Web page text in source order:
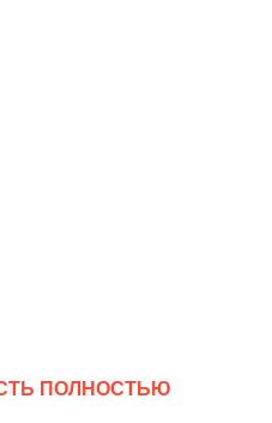
ПОЛНОСТЬЮ